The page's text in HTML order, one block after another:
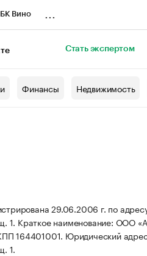
Вино
Стать экспертом
Финансы Недвижимость
29.06.2006 г. по
1. Краткое наименование: ООО
164401001. Юридический
1.